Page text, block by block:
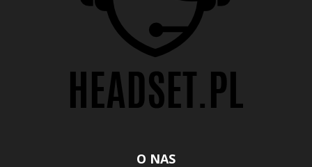
O NAS